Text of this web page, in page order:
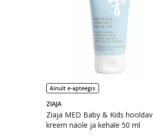
Ainult e-apteegis
ZIAJA
Ziaja MED Baby & Kids hooldav
kreem näole ja kehale 50 ml